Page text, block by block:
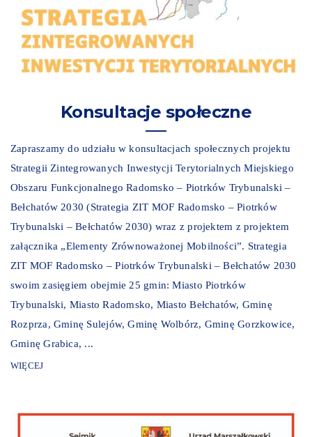
Konsultacje społeczne
Zapraszamy do udziału w konsultacjach społecznych projektu
Strategii Zintegrowanych Inwestycji Terytorialnych Miejskiego
Obszaru Funkcjonalnego Radomsko – Piotrków Trybunalski –
Bełchatów 2030 (Strategia ZIT MOF Radomsko – Piotrków
Trybunalski – Bełchatów 2030) wraz z projektem z projektem
załącznika „Elementy Zrównoważonej Mobilności”. Strategia
ZIT MOF Radomsko – Piotrków Trybunalski – Bełchatów 2030
swoim zasięgiem obejmie 25 gmin: Miasto Piotrków
Trybunalski, Miasto Radomsko, Miasto Bełchatów, Gminę
Rozprza, Gminę Sulejów, Gminę Wolbórz, Gminę Gorzkowice,
Gminę Grabica, ...
WIĘCEJ